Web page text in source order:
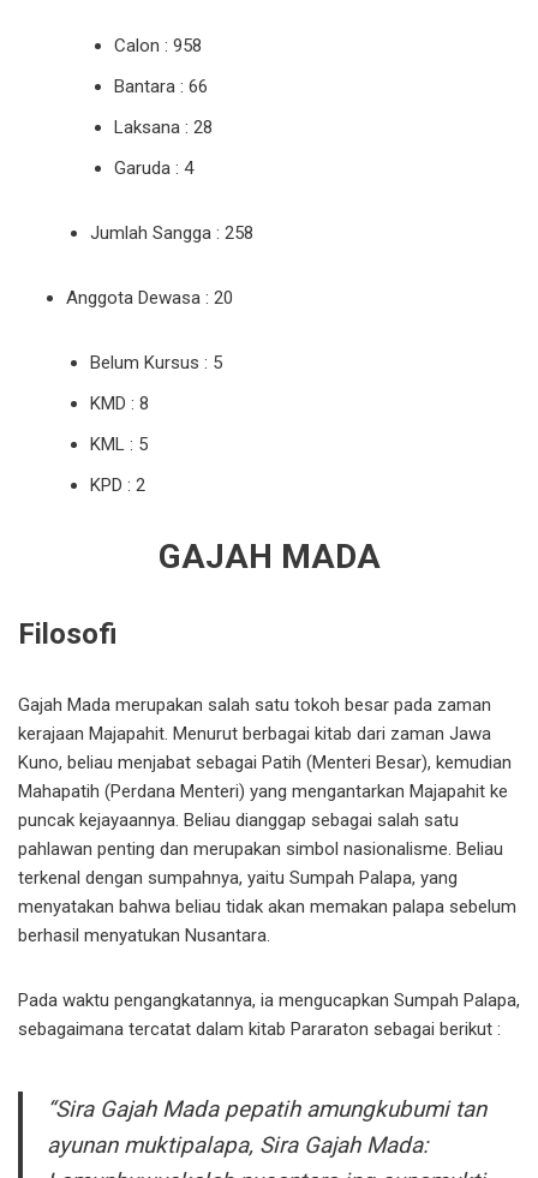
Calon : 958
Bantara : 66
Laksana : 28
Garuda : 4
Jumlah Sangga : 258
Anggota Dewasa : 20
Belum Kursus : 5
KMD : 8
KML : 5
KPD : 2
GAJAH MADA
Filosofi
Gajah Mada merupakan salah satu tokoh besar pada zaman
kerajaan Majapahit. Menurut berbagai kitab dari zaman Jawa
Kuno, beliau menjabat sebagai Patih (Menteri Besar), kemudian
Mahapatih (Perdana Menteri) yang mengantarkan Majapahit ke
puncak kejayaannya. Beliau dianggap sebagai salah satu
pahlawan penting dan merupakan simbol nasionalisme. Beliau
terkenal dengan sumpahnya, yaitu Sumpah Palapa, yang
menyatakan bahwa beliau tidak akan memakan palapa sebelum
berhasil menyatukan Nusantara.
Pada waktu pengangkatannya, ia mengucapkan Sumpah Palapa,
sebagaimana tercatat dalam kitab Pararaton sebagai berikut :
“Sira Gajah Mada pepatih amungkubumi tan
ayunan muktipalapa, Sira Gajah Mada: